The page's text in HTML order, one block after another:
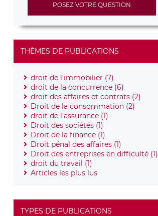
POSEZ VOTRE QUESTION
THÈMES DE PUBLICATIONS
droit de l'immobilier (7)
droit de la concurrence (6)
droit des affaires et contrats (2)
Droit de la consommation (2)
droit de l'assurance (1)
Droit des sociétés (1)
Droit de la finance (1)
Droit pénal des affaires (1)
Droit des entreprises en difficulté (1)
droit du travail (1)
Articles les plus lus
TYPES DE PUBLICATIONS